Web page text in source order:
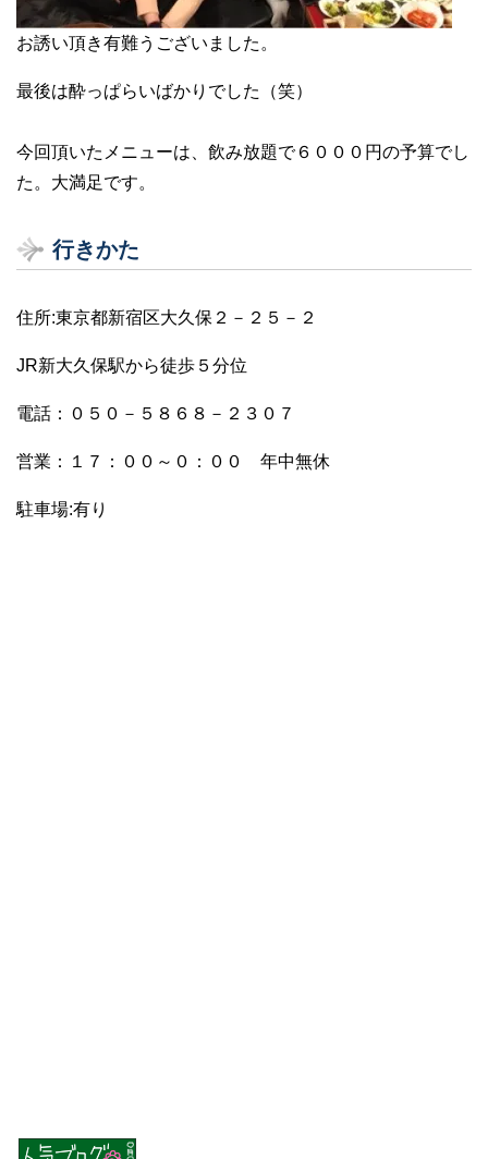
お誘い頂き有難うございました。
最後は酔っぱらいばかりでした（笑）
今回頂いたメニューは、飲み放題で６０００円の予算でし
た。大満足です。
行きかた
住所:東京都新宿区大久保２－２５－２
JR新大久保駅から徒歩５分位
電話：０５０－５８６８－２３０７
営業：１７：００～０：００ 年中無休
駐車場:有り